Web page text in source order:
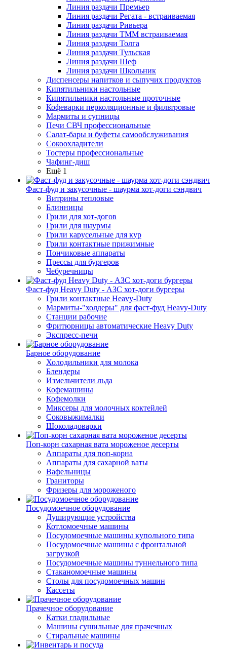
Линия раздачи Премьер
Линия раздачи Регата - встраиваемая
Линия раздачи Ривьера
Линия раздачи ТММ встраиваемая
Линия раздачи Толга
Линия раздачи Тульская
Линия раздачи Шеф
Линия раздачи Школьник
Диспенсеры напитков и сыпучих продуктов
Кипятильники настольные
Кипятильники настольные проточные
Кофеварки перколяционные и фильтровые
Мармиты и супницы
Печи СВЧ профессиональные
Салат-бары и буфеты самообслуживания
Сокоохладители
Тостеры профессиональные
Чафинг-диш
Ещё 1
Фаст-фуд и закусочные - шаурма хот-доги сэндвич
Витрины тепловые
Блинницы
Грили для хот-догов
Грили для шаурмы
Грили карусельные для кур
Грили контактные прижимные
Пончиковые аппараты
Прессы для бургеров
Чебуречницы
Фаст-фуд Heavy Duty - АЗС хот-доги бургеры
Грили контактные Heavy-Duty
Мармиты-"холдеры" для фаст-фуд Heavy-Duty
Станции рабочие
Фритюрницы автоматические Heavy Duty
Экспресс-печи
Барное оборудование
Холодильники для молока
Блендеры
Измельчители льда
Кофемашины
Кофемолки
Миксеры для молочных коктейлей
Соковыжималки
Шоколадоварки
Поп-корн сахарная вата мороженое десерты
Аппараты для поп-корна
Аппараты для сахарной ваты
Вафельницы
Граниторы
Фризеры для мороженого
Посудомоечное оборудование
Душирующие устройства
Котломоечные машины
Посудомоечные машины купольного типа
Посудомоечные машины с фронтальной
загрузкой
Посудомоечные машины туннельного типа
Стаканомоечные машины
Столы для посудомоечных машин
Кассеты
Прачечное оборудование
Катки гладильные
Машины сушильные для прачечных
Стиральные машины